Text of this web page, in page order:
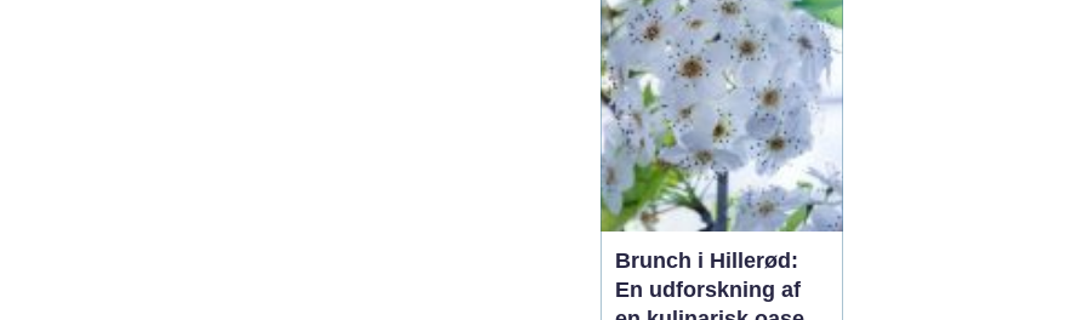
morgenmad og frokost,
tilbyder brunch en
fantastisk mulighed for
at starte dagen...
Brunch i Hillerød:
En udforskning af